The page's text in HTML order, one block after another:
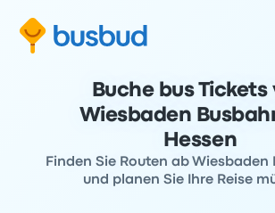
Buche bus Tickets
Wiesbaden
Hessen
Finden Sie Routen ab Wiesbaden
und planen Sie Ihre Reise